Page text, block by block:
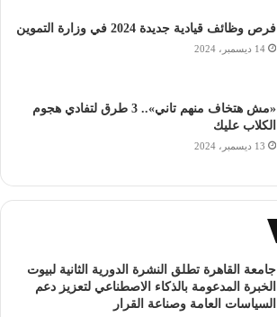
فرص وظائف قيادية جديدة 2024 في وزارة التموين
14 ديسمبر، 2024
«مش هتخاف منهم تاني».. 3 طرق لتفادي هجوم
الكلاب عليك
13 ديسمبر، 2024
جامعة القاهرة تطلق النشرة الدورية الثانية لبيوت
الخبرة المدعومة بالذكاء الاصطناعي لتعزيز دعم
السياسات العامة وصناعة القرار